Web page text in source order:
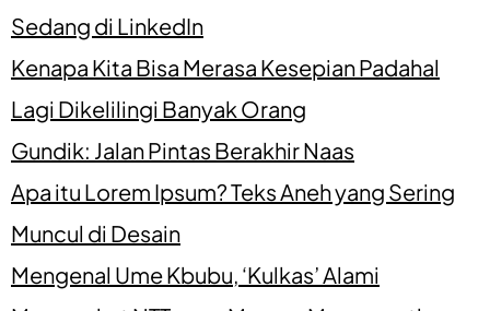
Sedang di LinkedIn
Kenapa Kita Bisa Merasa Kesepian Padahal
Lagi Dikelilingi Banyak Orang
Gundik: Jalan Pintas Berakhir Naas
Apa itu Lorem Ipsum? Teks Aneh yang Sering
Muncul di Desain
Mengenal Ume Kbubu, ‘Kulkas’ Alami